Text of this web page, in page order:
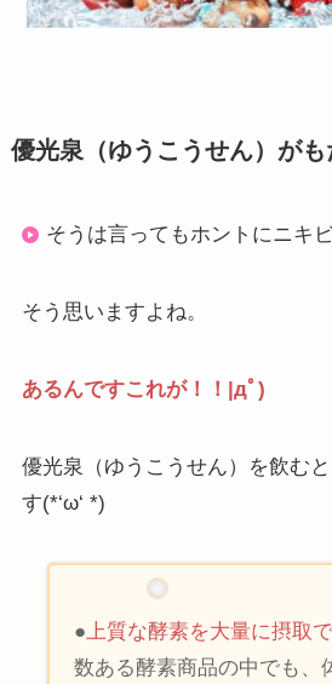
優光泉（ゆうこうせん）が
そうは言ってもホントにニキ
そう思いますよね。
あるんですこれが！！|дﾟ)
優光泉（ゆうこうせん）を飲む
す(*‘ω‘ *)
●上質な酵素を大量に摂取
数ある酵素商品の中でも、